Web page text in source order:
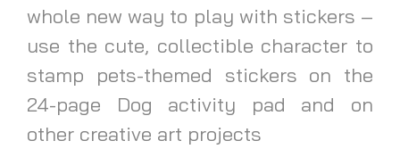
whole new way to play with stickers –
use the cute, collectible character to
stamp pets-themed stickers on the
24-page Dog activity pad and on
other creative art projects